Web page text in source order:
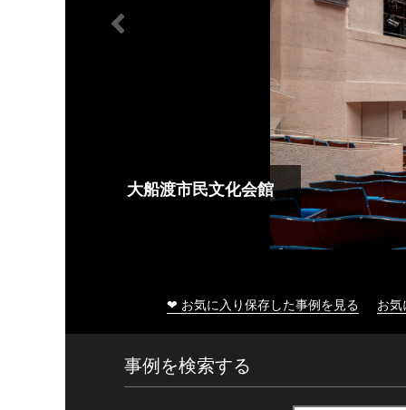
大船渡市民文化会館
❤ お気に入り保存した事例を見る お
事例を検索する